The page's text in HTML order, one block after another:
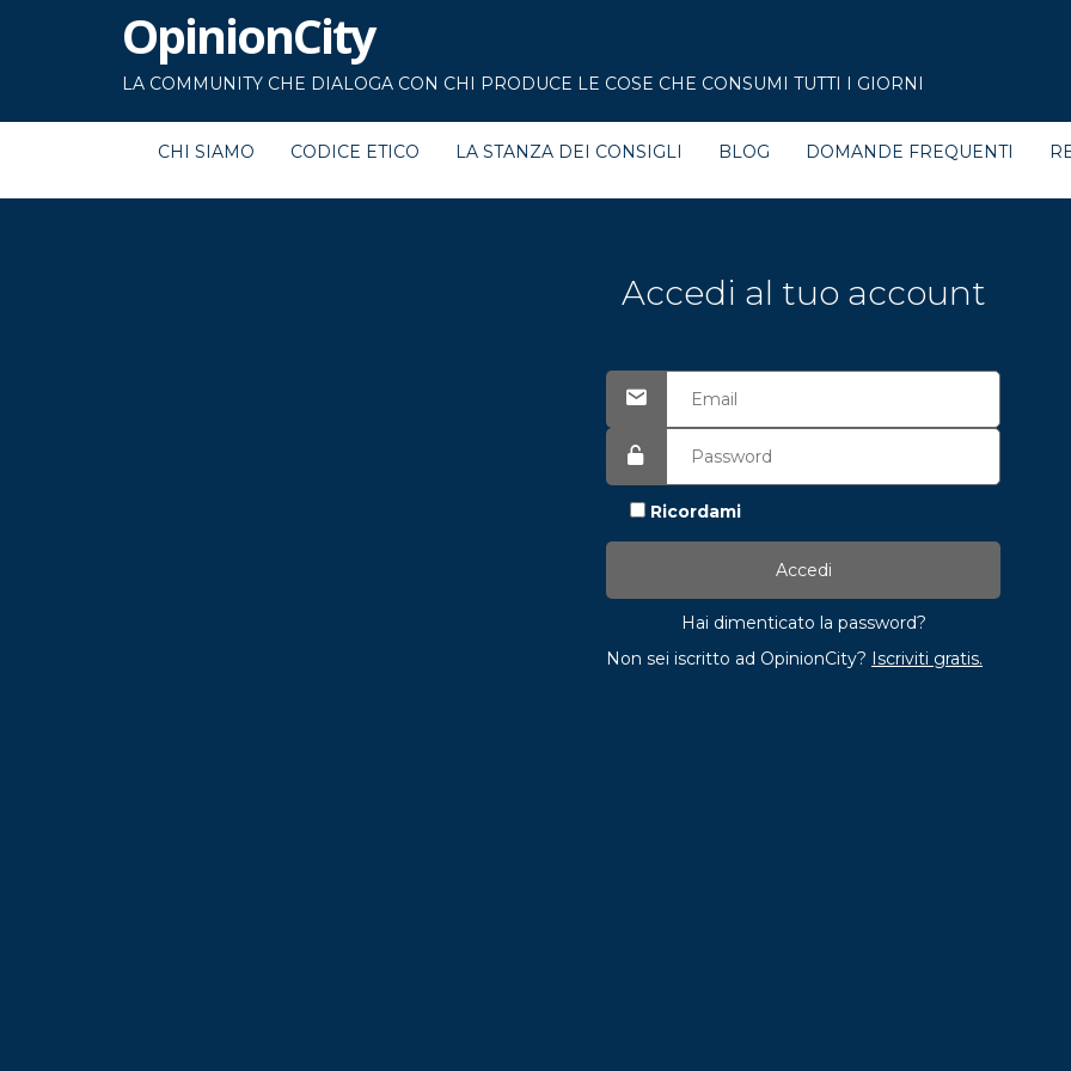
OpinionCity
LA COMMUNITY CHE DIALOGA CON CHI PRODUCE LE COSE CHE CONSUMI TUTTI I GIORNI
CHI SIAMO CODICE ETICO LA STANZA DEI CONSIGLI BLOG DOMANDE FREQUENTI
Accedi al tuo account
Ricordami
Hai dimenticato la password?
Non sei iscritto ad OpinionCity? Iscriviti gratis.